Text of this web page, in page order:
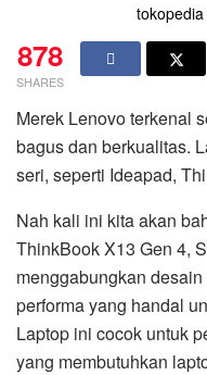
878
SHARES
Merek Lenovo terkenal
bagus dan berkualitas.
seri, seperti Ideapad,
Nah kali ini kita akan
ThinkBook X13 Gen 4,
menggabungkan
performa yang handal
Laptop ini cocok untuk
yang membutuhkan